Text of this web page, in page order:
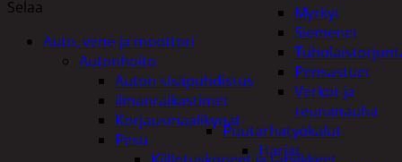
Myrkyt
Siemenet
Pensastuet
Verkot ja
reunanauha
Puutarhatyökalut
Harjat
Selaa
Auto, vene ja moottori
Autonhoito
Auton sisäpuhdistus
ilmanraikastimet
Korjausmaalikynät
Pesu